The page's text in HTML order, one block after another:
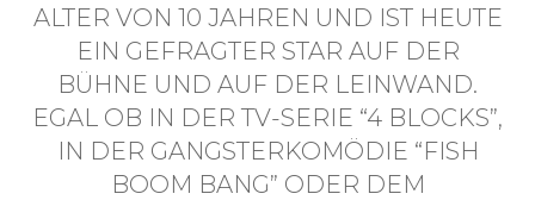
ALTER VON 10 JAHREN UND IST HEUTE
EIN GEFRAGTER STAR AUF DER
BÜHNE UND AUF DER LEINWAND.
EGAL OB IN DER TV-SERIE “4 BLOCKS”,
IN DER GANGSTERKOMÖDIE “FISH
BOOM BANG” ODER DEM